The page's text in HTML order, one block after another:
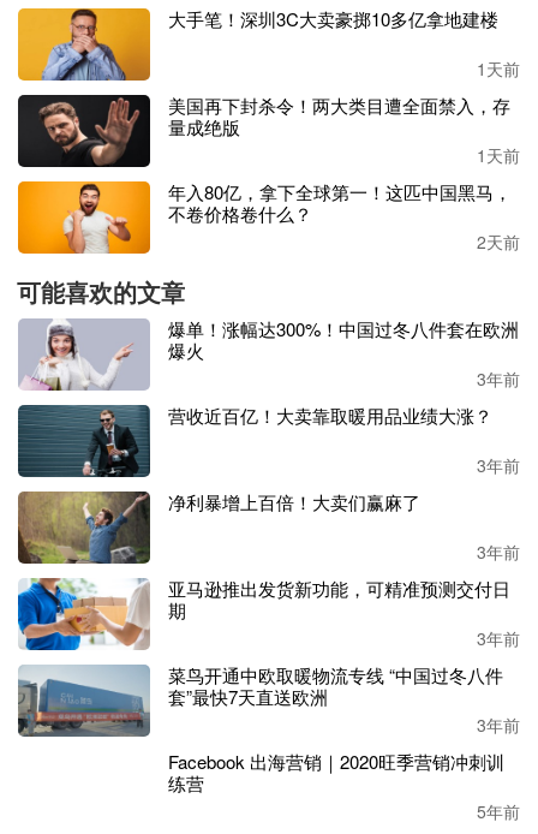
联邦劳工数据显示，
均水平。而工人们 说，由于各种因素，亚马逊仓库的员工
流失率长期以来一直很高，主要原因大多是员工承受不了工
作压力或者是亚马逊对于员工需求有所变化
据悉，亚马逊还通知 工人，如果加入公会
，他们的工资和福
利可能会受到影响。近几个月来，亚马逊还解雇了一些工会
组织者。 亚马逊 被解雇。
那些投票反对成立工会的人表示，他们更愿意保持现状。在
ALB1工作了大约两年的Yari Reyes说，她不相信工会能提供
更好的薪酬和福利。
“让一个工会介入，扰乱我们与领导层的沟通，有什么好
处？加入工会只会让我们之间的隔阂加深。”
人团体表示，他们上周举行了罢工，其中就包括在南加州的
一个亚马逊航空枢纽。当地的员工表示，亚马逊最近的加薪
并没有弥补今年物价上涨带来影响。
大手笔！深圳3C大卖豪掷10多亿拿地建楼
1天前
美国再下封杀令！两大类目遭全面禁入，存
量成绝版
1天前
年入80亿，拿下全球第一！这匹中国黑马，
不卷价格卷什么？
2天前
可能喜欢的文章
爆单！涨幅达300%！中国过冬八件套在欧洲
爆火
3年前
营收近百亿！大卖靠取暖用品业绩大涨？
3年前
净利暴增上百倍！大卖们赢麻了
3年前
亚马逊推出发货新功能，可精准预测交付日
期
3年前
菜鸟开通中欧取暖物流专线 “中国过冬八件
套”最快7天直送欧洲
3年前
Facebook 出海营销｜2020旺季营销冲刺训
练营
5年前